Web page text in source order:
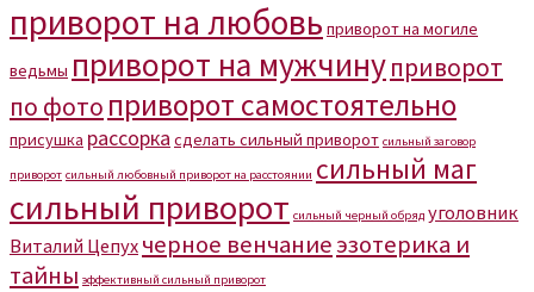
приворот на любовь приворот на могиле
ведьмы приворот на мужчинуприворот
по фото приворот самостоятельно
присушка рассорка сделать сильный приворот сильный заговор
приворот сильный любовный приворот на расстоянии сильный маг
сильный приворот сильный черный обряд уголовник
Виталий Цепух черное венчаниеэзотерика и
тайны эффективный сильный приворот